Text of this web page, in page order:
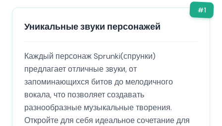
#1
Уникальные звуки персонажей
Каждый персонаж Sprunki(спрунки)
предлагает отличные звуки, от
запоминающихся битов до мелодичного
вокала, что позволяет создавать
разнообразные музыкальные творения.
Откройте для себя идеальное сочетание для